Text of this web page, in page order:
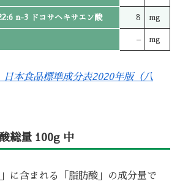
n-3 ドコサヘキサエン酸 8 mg
– mg
本食品標準成分表2020年版（八
総量 100g 中
に含まれる「脂肪酸」の成分量で